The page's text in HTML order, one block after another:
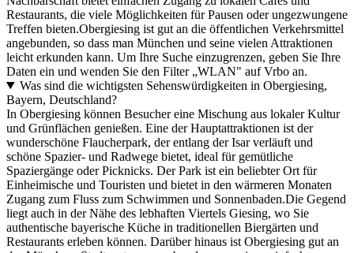
Restaurants, die viele Möglichkeiten für Pausen oder ungezwungene
Treffen bieten.Obergiesing ist gut an die öffentlichen Verkehrsmittel
angebunden, so dass man München und seine vielen Attraktionen
leicht erkunden kann. Um Ihre Suche einzugrenzen, geben Sie Ihre
Daten ein und wenden Sie den Filter „WLAN" auf Vrbo an.
Was sind die wichtigsten Sehenswürdigkeiten in Obergiesing,
Bayern, Deutschland?
In Obergiesing können Besucher eine Mischung aus lokaler Kultur
und Grünflächen genießen. Eine der Hauptattraktionen ist der
wunderschöne Flaucherpark, der entlang der Isar verläuft und
schöne Spazier- und Radwege bietet, ideal für gemütliche
Spaziergänge oder Picknicks. Der Park ist ein beliebter Ort für
Einheimische und Touristen und bietet in den wärmeren Monaten
Zugang zum Fluss zum Schwimmen und Sonnenbaden.Die Gegend
liegt auch in der Nähe des lebhaften Viertels Giesing, wo Sie
authentische bayerische Küche in traditionellen Biergärten und
Restaurants erleben können. Darüber hinaus ist Obergiesing gut an